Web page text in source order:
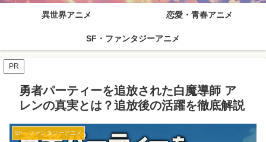
異世界アニメ 恋愛・青春アニメ
SF・ファンタジーアニメ
PR
勇者パーティーを追放された白魔導師 ア
レンの真実とは？追放後の活躍を徹底解説
SF・ファンタジーアニメ